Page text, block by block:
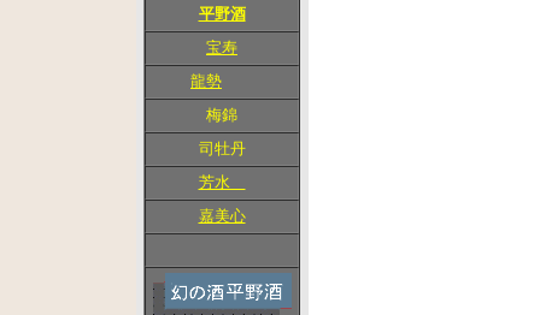
平野酒
宝寿
龍勢
梅錦
司牡丹
芳水
嘉美心